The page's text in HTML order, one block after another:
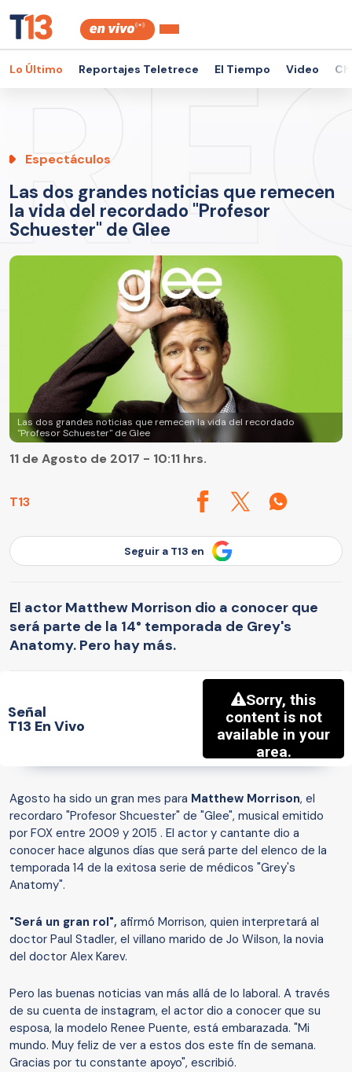
Lo Último Reportajes Teletrece El Tiempo Video
Espectáculos
Las dos grandes noticias que remecen
la vida del recordado "Profesor
Schuester" de Glee
Las dos grandes noticias que remecen la vida del recordado
"Profesor Schuester" de Glee
T13
11 de Agosto de 2017 - 10:11 hrs.
Seguir a T13 en
El actor Matthew Morrison dio a conocer que
será parte de la 14° temporada de Grey's
Anatomy. Pero hay más.
Señal
T13 En Vivo
Agosto ha sido un gran mes para Matthew Morrison, el
recordaro "Profesor Shcuester" de "Glee", musical emitido
por FOX entre 2009 y 2015 . El actor y cantante dio a
conocer hace algunos días que será parte del elenco de la
temporada 14 de la exitosa serie de médicos "Grey's
Anatomy".
"Será un gran rol", afirmó Morrison, quien interpretará al
doctor Paul Stadler, el villano marido de Jo Wilson, la novia
del doctor Alex Karev.
Pero las buenas noticias van más allá de lo laboral. A través
de su cuenta de instagram, el actor dio a conocer que su
esposa, la modelo Renee Puente, está embarazada. "Mi
mundo. Muy feliz de ver a estos dos este fin de semana.
Gracias por tu constante apoyo", escribió.